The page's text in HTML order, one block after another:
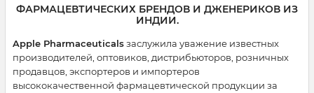
ФАРМАЦЕВТИЧЕСКИХ БРЕНДОВ И ДЖЕНЕРИКОВ ИЗ
ИНДИИ.
Apple Pharmaceuticalsзаслужила уважение известных
производителей, оптовиков, дистрибьюторов, розничных
продавцов, экспортеров и импортеров
высококачественной фармацевтической продукции за